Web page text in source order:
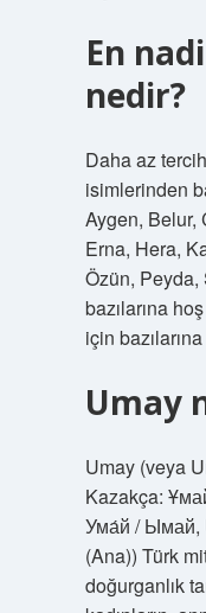
En
nedir?
Daha az
isimlerinden
Aygen, Belur,
Erna, Hera,
Özün,
bazılarına
için
Umay
Umay (veya
Kazakça:
Ума́й / Ымай,
(Ana)) Türk
doğurganlık